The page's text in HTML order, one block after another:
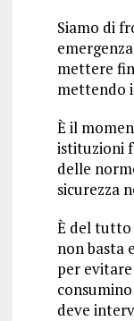
Siamo di
mettere
mettendo
È il
istituzioni
delle
sicurezza
È del
non basta
per
deve